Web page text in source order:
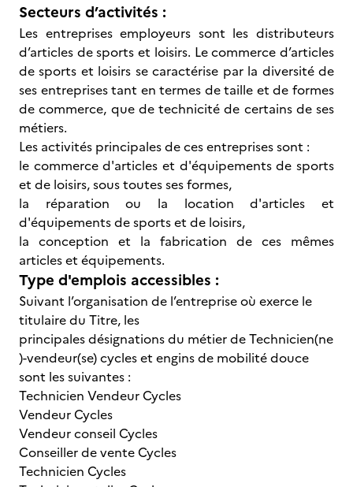
Secteurs d’activités :
Les entreprises employeurs sont les distributeurs
d’articles de sports et loisirs. Le commerce d’articles
de sports et loisirs se caractérise par la diversité de
ses entreprises tant en termes de taille et de formes
de commerce, que de technicité de certains de ses
métiers.
Les activités principales de ces entreprises sont :
le commerce d'articles et d'équipements de sports
et de loisirs, sous toutes ses formes,
la réparation ou la location d'articles et
d'équipements de sports et de loisirs,
la conception et la fabrication de ces mêmes
articles et équipements.
Type d'emplois accessibles :
Suivant l’organisation de l’entreprise où exerce le
titulaire du Titre, les
principales désignations du métier de Technicien(ne
)-vendeur(se) cycles et engins de mobilité douce
sont les suivantes :
Technicien Vendeur Cycles
Vendeur Cycles
Vendeur conseil Cycles
Conseiller de vente Cycles
Technicien Cycles